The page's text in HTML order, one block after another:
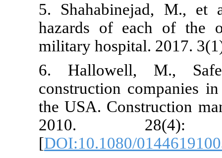
5.
hazards of
military
6.
construction
the USA.
[